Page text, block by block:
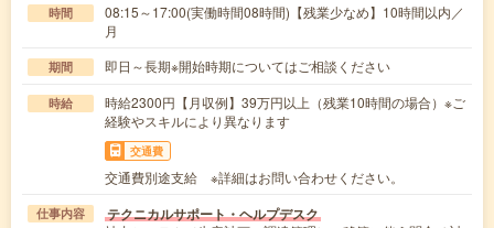
時間
08:15～17:00(実働時間08時間)【残業少なめ】10時間以内／
月
期間 即日～長期※開始時期についてはご相談ください
時給
時給2300円【月収例】39万円以上（残業10時間の場合）※ご
経験やスキルにより異なります
交通費
交通費別途支給 ※詳細はお問い合わせください。
仕事内容 テクニカルサポート・ヘルプデスク